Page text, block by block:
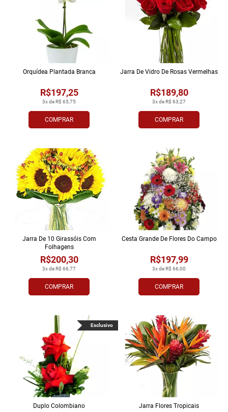
COMPRAR
3x de R$ 65,75
R$197,25
Orquídea Plantada Branca
COMPRAR
3x de R$ 63,27
R$189,80
Jarra De Vidro De Rosas Vermelhas
COMPRAR
3x de R$ 66,77
R$200,30
Jarra De 10 Girassóis Com
Folhagens
COMPRAR
3x de R$ 66,00
R$197,99
Cesta Grande De Flores Do Campo
Duplo Colombiano
Exclusivo
Jarra Flores Tropi­cais